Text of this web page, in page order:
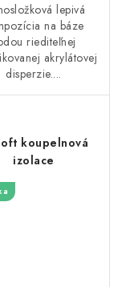
lepivá
na báze
riediteľnej
akrylátovej
disperzie....
koupelnová
izolace